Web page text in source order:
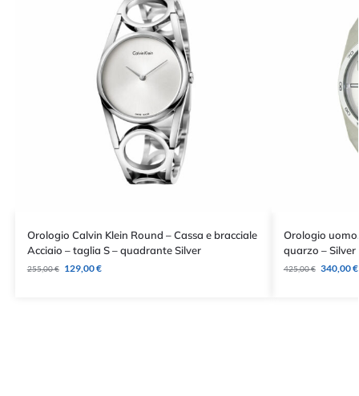
Orologio Calvin Klein Round – Cassa e bracciale
Acciaio – taglia S – quadrante Silver
255,00€ 129,00€
Orologio
quarzo –
425,00€ 340,00€